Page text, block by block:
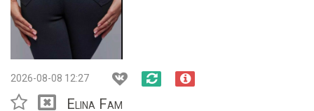
2026-08-08 12:27
Elina Fam